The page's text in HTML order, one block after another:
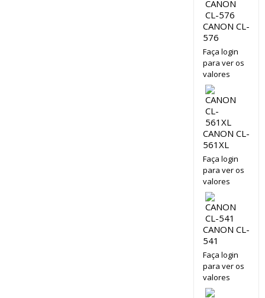
CANON CL-
576
Faça login
para ver os
valores
CANON CL-
561XL
Faça login
para ver os
valores
CANON CL-
541
Faça login
para ver os
valores